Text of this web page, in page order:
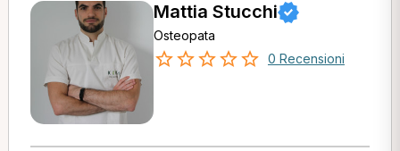
Mattia Stucchi
Osteopata
0 Recensioni